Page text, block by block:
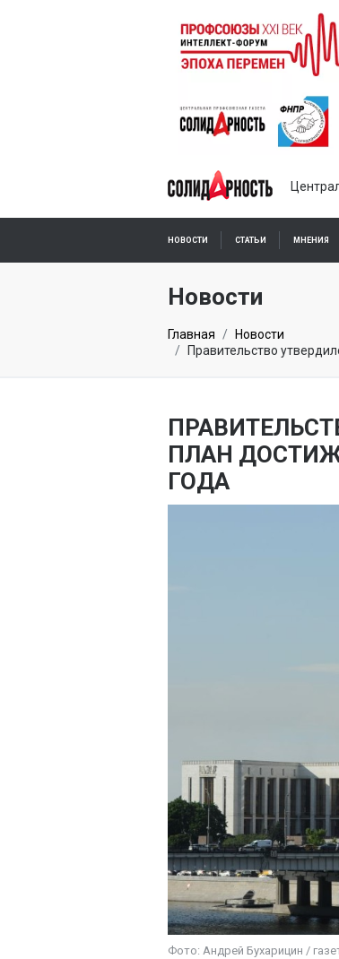
НОВОСТИ СТАТЬИ МНЕНИЯ
ПОДПИСКА ОНЛАЙН
Новости
Главная
Новости
Правительство
ПЛАН
ГОДА
Фото: Андрей Бухарицин /